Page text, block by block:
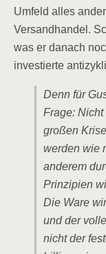
Umfeld alles
Versandhandel.
was er danach
investierte
Denn für
Frage: Nicht
großen
werden wie
anderem
Prinzipien
Die Ware
und der
nicht der